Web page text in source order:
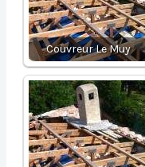
Couvreur Le Muy